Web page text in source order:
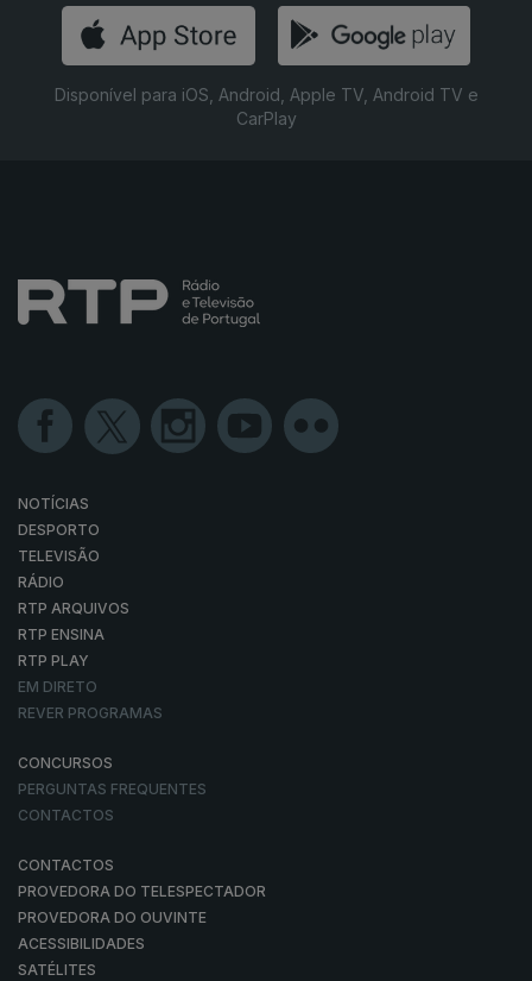
Disponível para iOS, Android, Apple TV, Android TV e
CarPlay
NOTÍCIAS
DESPORTO
TELEVISÃO
RÁDIO
RTP ARQUIVOS
RTP ENSINA
RTP PLAY
EM DIRETO
REVER PROGRAMAS
CONCURSOS
PERGUNTAS FREQUENTES
CONTACTOS
CONTACTOS
PROVEDORA DO TELESPECTADOR
PROVEDORA DO OUVINTE
ACESSIBILIDADES
SATÉLITES